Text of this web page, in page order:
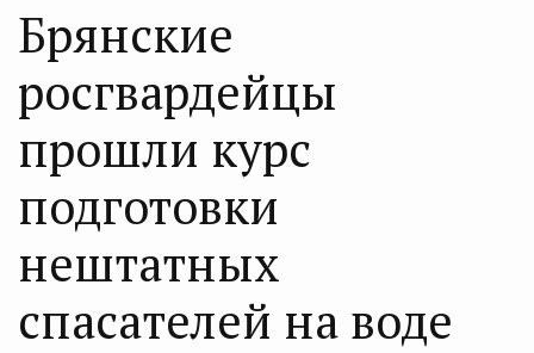
Брянские
росгвардейцы
прошли курс
подготовки
нештатных
спасателей на воде